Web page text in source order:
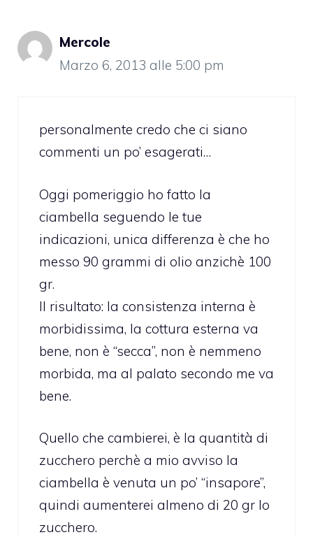
Mercole
Marzo 6, 2013 alle 5:00 pm
personalmente credo che ci siano
commenti un po’ esagerati…
Oggi pomeriggio ho fatto la
ciambella seguendo le tue
indicazioni, unica differenza è che ho
messo 90 grammi di olio anzichè 100
gr.
Il risultato: la consistenza interna è
morbidissima, la cottura esterna va
bene, non è “secca”, non è nemmeno
morbida, ma al palato secondo me va
bene.
Quello che cambierei, è la quantità di
zucchero perchè a mio avviso la
ciambella è venuta un po’ “insapore”,
quindi aumenterei almeno di 20 gr lo
zucchero.